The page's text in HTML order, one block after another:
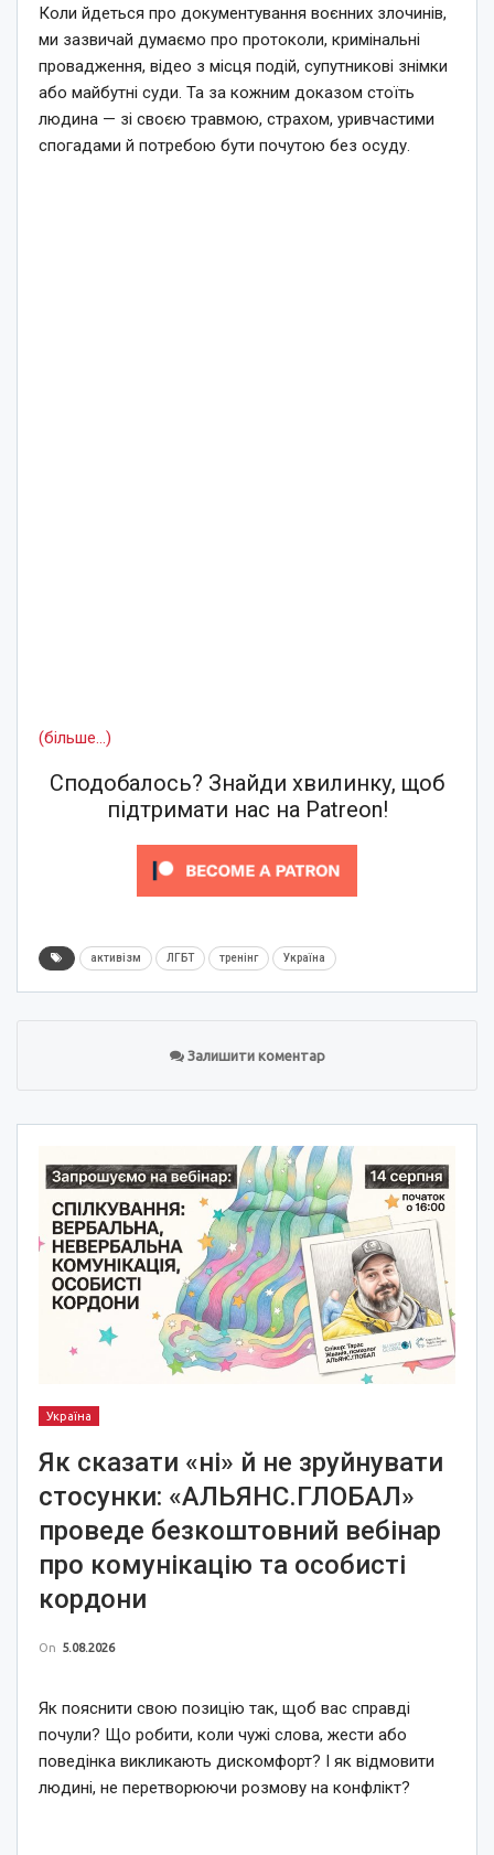
Коли йдеться про документування воєнних злочинів,
ми зазвичай думаємо про протоколи, кримінальні
провадження, відео з місця подій, супутникові знімки
або майбутні суди. Та за кожним доказом стоїть
людина — зі своєю травмою, страхом, уривчастими
спогадами й потребою бути почутою без осуду.
(більше…)
Сподобалось? Знайди хвилинку, щоб
підтримати нас на Patreon!
активізм ЛГБТ тренінг Україна
Залишити коментар
Україна
Як сказати «ні» й не зруйнувати
стосунки: «АЛЬЯНС.ГЛОБАЛ»
проведе безкоштовний вебінар
про комунікацію та особисті
кордони
On 5.08.2026
Як пояснити свою позицію так, щоб вас справді
почули? Що робити, коли чужі слова, жести або
поведінка викликають дискомфорт? І як відмовити
людині, не перетворюючи розмову на конфлікт?